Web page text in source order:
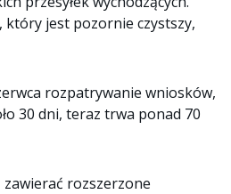
który jest pozornie czystszy,
rozpatrywanie wniosków,
30 dni, teraz trwa ponad 70
rozszerzone